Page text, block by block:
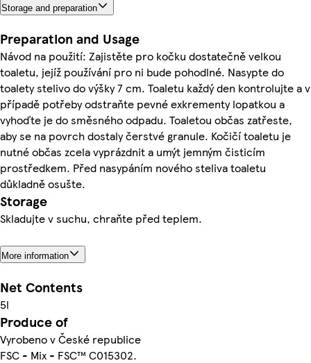
Storage and preparation
Preparation and Usage
Návod na použití: Zajistěte pro kočku dostatečně velkou
toaletu, jejíž používání pro ni bude pohodlné. Nasypte do
toalety stelivo do výšky 7 cm. Toaletu každý den kontrolujte a v
případě potřeby odstraňte pevné exkrementy lopatkou a
vyhoďte je do směsného odpadu. Toaletou občas zatřeste,
aby se na povrch dostaly čerstvé granule. Kočičí toaletu je
nutné občas zcela vyprázdnit a umýt jemným čisticím
prostředkem. Před nasypáním nového steliva toaletu
důkladně osušte.
Storage
Skladujte v suchu, chraňte před teplem.
More information
Net Contents
5l
Produce of
Vyrobeno v České republice
FSC - Mix - FSC™ C015302.